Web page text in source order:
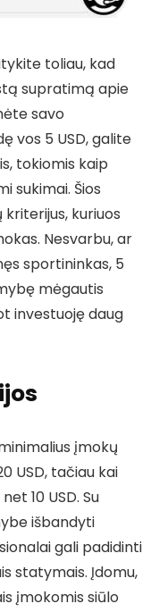
toliau, kad
supratimą apie
savo
vos 5 USD, galite
tokiomis kaip
sukimai. Šios
kuriuos
Nesvarbu, ar
sportininkas, 5
mėgautis
investuoję daug
įmokų
USD, tačiau kai
10 USD. Su
išbandyti
gali padidinti
statymais. Įdomu,
įmokomis siūlo